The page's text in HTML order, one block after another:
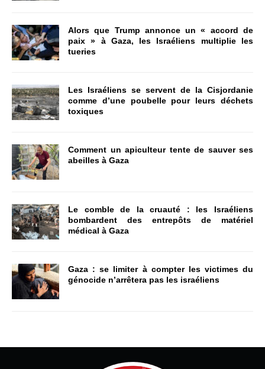
Alors que Trump annonce un « accord de
paix » à Gaza, les Israéliens multiplie les
tueries
Les Israéliens se servent de la Cisjordanie
comme d’une poubelle pour leurs déchets
toxiques
Comment un apiculteur tente de sauver ses
abeilles à Gaza
Le comble de la cruauté : les Israéliens
bombardent des entrepôts de matériel
médical à Gaza
Gaza : se limiter à compter les victimes du
génocide n’arrêtera pas les israéliens